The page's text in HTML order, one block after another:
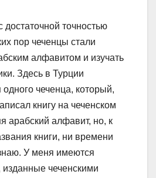
точностью
пор чеченцы стали
алфавитом и изучать
Здесь в Турции
чеченца, который,
книгу на чеченском
арабский алфавит, но, к
книги, ни времени
У меня имеются
изданные чеченскими